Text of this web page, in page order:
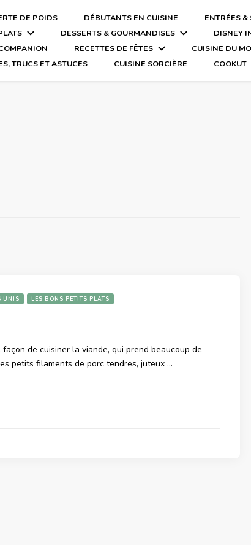
DE POIDS DÉBUTANTS EN CUISINE
ENTRÉES &
DESSERTS & GOURMANDISES
DISNEY
RECETTES DE FÊTES
CUISINE DU
TRUCS ET ASTUCES
CUISINE SORCIÈRE COOKUT
UNIS LES BONS PETITS PLATS
façon de cuisiner la viande, qui prend beaucoup de
petits filaments de porc tendres, juteux …